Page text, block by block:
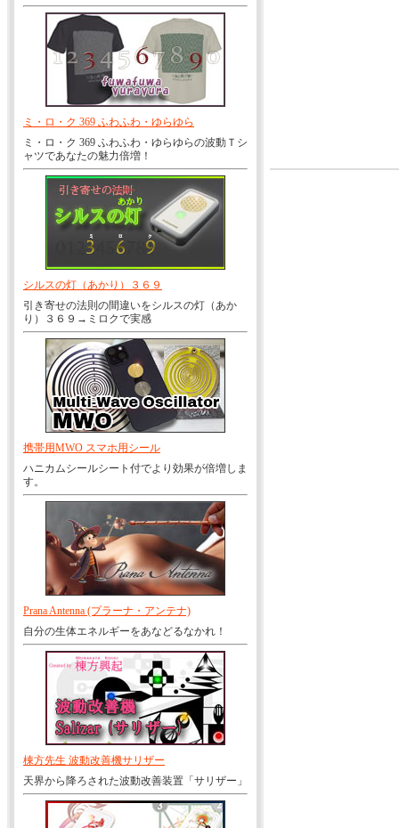
ミ・ロ・ク 369 ふわふわ・ゆらゆら
ミ・ロ・ク 369 ふわふわ・ゆらゆらの波動Ｔシ
ャツであなたの魅力倍増！
シルスの灯（あかり）３６９
引き寄せの法則の間違いをシルスの灯（あか
り）３６９→ミロクで実感
携帯用MWO スマホ用シール
ハニカムシールシート付でより効果が倍増しま
す。
Prana Antenna (プラーナ・アンテナ)
自分の生体エネルギーをあなどるなかれ！
棟方先生 波動改善機サリザー
天界から降ろされた波動改善装置「サリザー」